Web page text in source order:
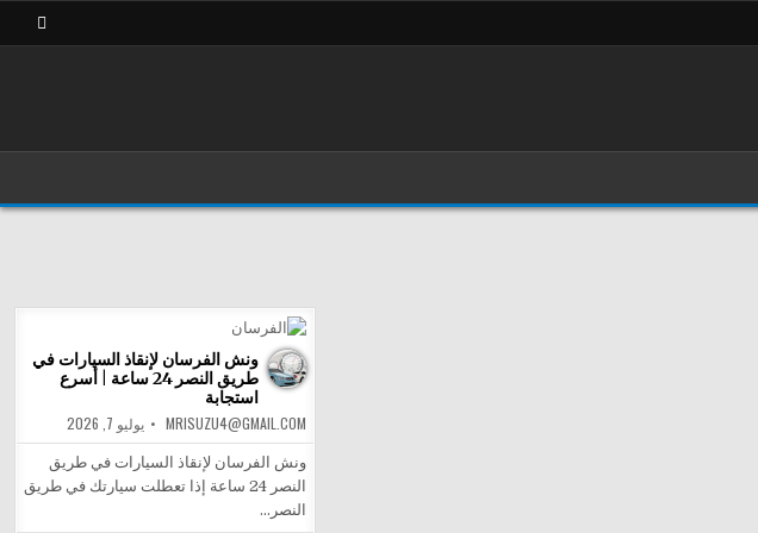
ونش الفرسان لإنقاذ السيارات في
طريق النصر 24 ساعة | أسرع
استجابة
MRISUZU4@GMAIL.COM يوليو 7, 2026
ونش الفرسان لإنقاذ السيارات في طريق
النصر 24 ساعة إذا تعطلت سيارتك في طريق
النصر…